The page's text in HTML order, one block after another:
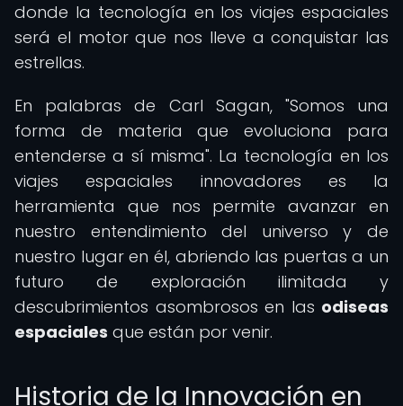
donde la tecnología en los viajes espaciales
será el motor que nos lleve a conquistar las
estrellas.
En palabras de Carl Sagan, "Somos una
forma de materia que evoluciona para
entenderse a sí misma". La tecnología en los
viajes espaciales innovadores es la
herramienta que nos permite avanzar en
nuestro entendimiento del universo y de
nuestro lugar en él, abriendo las puertas a un
futuro de exploración ilimitada y
descubrimientos asombrosos en las odiseas
espaciales que están por venir.
Historia de la Innovación en